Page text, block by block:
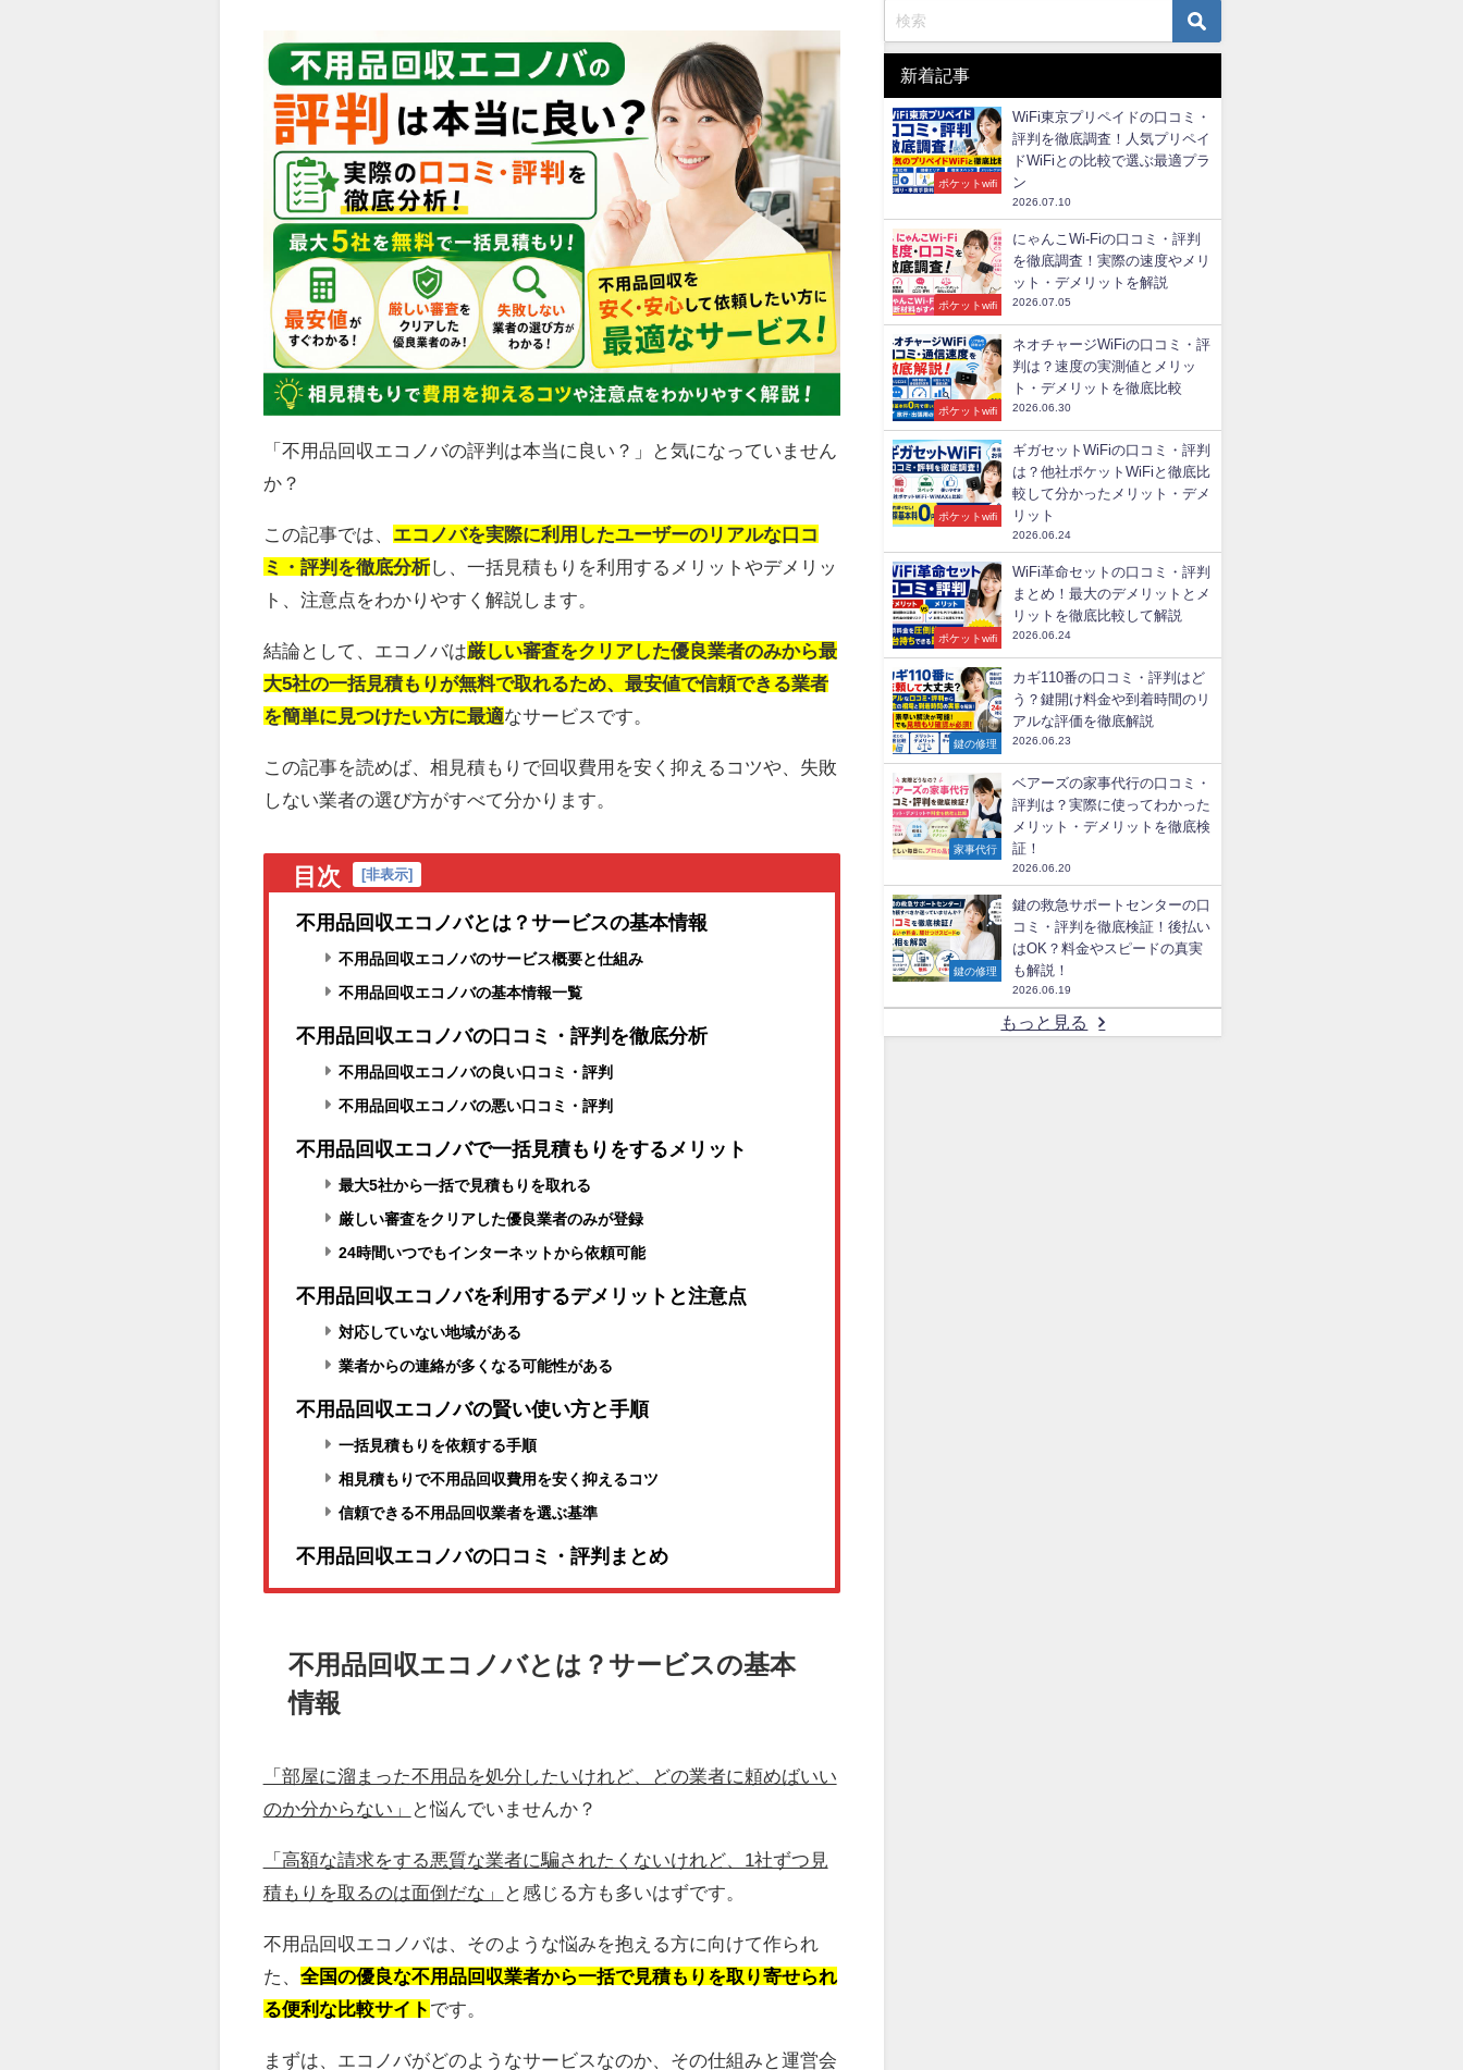
「不用品回収エコノバの評判は本当に良い？」と気になっていません
か？
この記事では、 エコノバを実際に利用したユーザーのリアルな口コ
ミ・評判を徹底分析し、一括見積もりを利用するメリットやデメリッ
ト、注意点をわかりやすく解説します。
結論として、エコノバは厳しい審査をクリアした優良業者のみから最
大5社の一括見積もりが無料で取れるため、最安値で信頼できる業者
を簡単に見つけたい方に最適なサービスです。
この記事を読めば、相見積もりで回収費用を安く抑えるコツや、失敗
しない業者の選び方がすべて分かります。
目次 [非表示]
不用品回収エコノバとは？サービスの基本情報
不用品回収エコノバのサービス概要と仕組み
不用品回収エコノバの基本情報一覧
不用品回収エコノバの口コミ・評判を徹底分析
不用品回収エコノバの良い口コミ・評判
不用品回収エコノバの悪い口コミ・評判
不用品回収エコノバで一括見積もりをするメリット
最大5社から一括で見積もりを取れる
厳しい審査をクリアした優良業者のみが登録
24時間いつでもインターネットから依頼可能
不用品回収エコノバを利用するデメリットと注意点
対応していない地域がある
業者からの連絡が多くなる可能性がある
不用品回収エコノバの賢い使い方と手順
一括見積もりを依頼する手順
相見積もりで不用品回収費用を安く抑えるコツ
信頼できる不用品回収業者を選ぶ基準
不用品回収エコノバの口コミ・評判まとめ
不用品回収エコノバとは？サービスの基本
情報
「部屋に溜まった不用品を処分したいけれど、どの業者に頼めばいい
のか分からない」
と悩んでいませんか？
「高額な請求をする悪質な業者に騙されたくないけれど、1社ずつ見
積もりを取るのは面倒だな」
と感じる方も多いはずです。
不用品回収エコノバは、そのような悩みを抱える方に向けて作られ
た、 全国の優良な不用品回収業者から一括で見積もりを取り寄せられ
る便利な比較サイト です。
まずは、エコノバがどのようなサービスなのか、その仕組みと運営会
新着記事
ポケットwifi
WiFi東京プリペイドの口コミ・
評判を徹底調査！人気プリペイ
ドWiFiとの比較で選ぶ最適プラ
ン
2026.07.10
ポケットwifi
にゃんこWi-Fiの口コミ・評判
を徹底調査！実際の速度やメリ
ット・デメリットを解説
2026.07.05
ポケットwifi
ネオチャージWiFiの口コミ・評
判は？速度の実測値とメリッ
ト・デメリットを徹底比較
2026.06.30
ポケットwifi
ギガセットWiFiの口コミ・評判
は？他社ポケットWiFiと徹底比
較して分かったメリット・デメ
リット
2026.06.24
ポケットwifi
WiFi革命セットの口コミ・評判
まとめ！最大のデメリットとメ
リットを徹底比較して解説
2026.06.24
鍵の修理
カギ110番の口コミ・評判はど
う？鍵開け料金や到着時間のリ
アルな評価を徹底解説
2026.06.23
家事代行
ベアーズの家事代行の口コミ・
評判は？実際に使ってわかった
メリット・デメリットを徹底検
証！
2026.06.20
鍵の修理
鍵の救急サポートセンターの口
コミ・評判を徹底検証！後払い
はOK？料金やスピードの真実
も解説！
2026.06.19
もっと見る